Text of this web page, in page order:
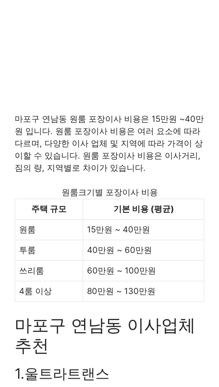
마포구 연남동 원룸 포장이사 비용은 15만원 ~40만
원 입니다. 원룸 포장이사 비용은 여러 요소에 따라
다르며, 다양한 이사 업체 및 지역에 따라 가격이 상
이할 수 있습니다. 원룸 포장이사 비용은 이사거리,
짐의 량, 지역별로 차이가 있습니다.
원룸크기별 포장이사 비용
주택 규모
기본 비용 (평균)
원룸 15만원 ~ 40만원
투룸 40만원 ~ 60만원
쓰리룸 60만원 ~ 100만원
4룸 이상 80만원 ~ 130만원
마포구 연남동 이사업체
추천
1.울트라트랜스